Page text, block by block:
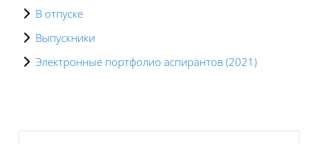
В отпуске
Выпускники
Электронные портфолио аспирантов (2021)